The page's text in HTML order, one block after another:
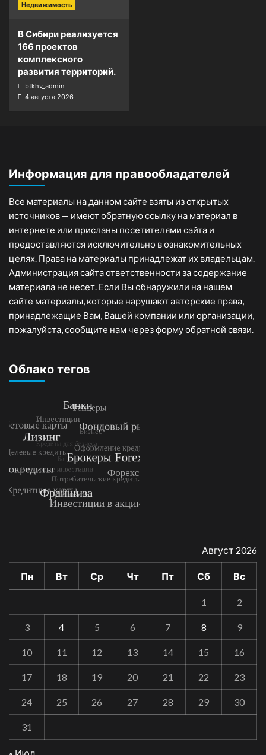
Недвижимость
В Сибири реализуется
166 проектов
комплексного
развития территорий.
btkhv_admin
4 августа 2026
Информация для правообладателей
Все материалы на данном сайте взяты из открытых
источников — имеют обратную ссылку на материал в
интернете или присланы посетителями сайта и
предоставляются исключительно в ознакомительных
целях. Права на материалы принадлежат их владельцам.
Администрация сайта ответственности за содержание
материала не несет. Если Вы обнаружили на нашем
сайте материалы, которые нарушают авторские права,
принадлежащие Вам, Вашей компании или организации,
пожалуйста, сообщите нам через форму обратной связи.
Облако тегов
Август 2026
Пн Вт Ср Чт Пт Сб Вс
1 2
3 4 5 6 7 8 9
10 11 12 13 14 15 16
17 18 19 20 21 22 23
24 25 26 27 28 29 30
31